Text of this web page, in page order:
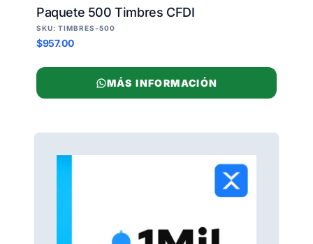
Paquete 500 Timbres CFDI
SKU: TIMBRES-500
$957.00
MÁS INFORMACIÓN